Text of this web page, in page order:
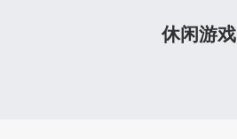
休闲游戏